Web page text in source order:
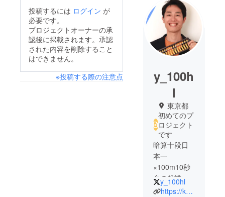
投稿するには ログイン が
必要です。
プロジェクトオーナーの承
認後に掲載されます。承認
された内容を削除すること
はできません。
※投稿する際の注意点
y_100h
l
東京都
初めてのプ
ロジェクト
です
暗算十段日
本一
×100m10秒
台の起業家
ブロガー。
y_100hl
https://kajitsu-soroban.com